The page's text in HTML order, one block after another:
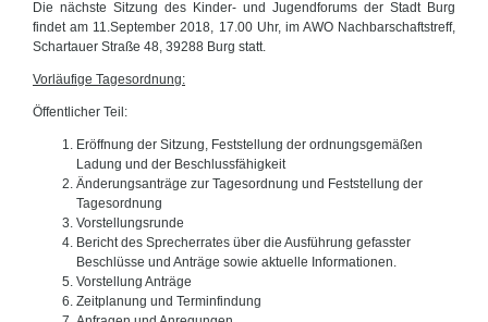
Die nächste Sitzung des Kinder- und Jugendforums der Stadt Burg
findet am 11.September 2018, 17.00 Uhr, im AWO Nachbarschaftstreff,
Schartauer Straße 48, 39288 Burg statt.
Vorläufige Tagesordnung:
Öffentlicher Teil:
Eröffnung der Sitzung, Feststellung der ordnungsgemäßen
Ladung und der Beschlussfähigkeit
Änderungsanträge zur Tagesordnung und Feststellung der
Tagesordnung
Vorstellungsrunde
Bericht des Sprecherrates über die Ausführung gefasster
Beschlüsse und Anträge sowie aktuelle Informationen.
Vorstellung Anträge
Zeitplanung und Terminfindung